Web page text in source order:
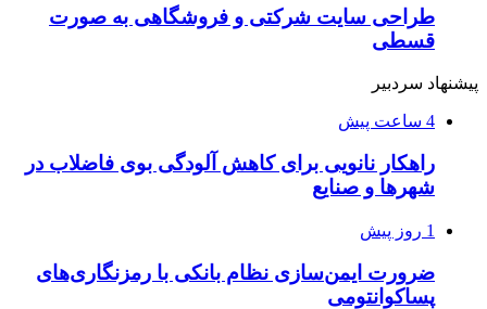
طراحی سایت شرکتی و فروشگاهی به صورت
قسطی
پیشنهاد سردبیر
4 ساعت پیش
راهکار نانویی برای کاهش آلودگی بوی فاضلاب در
شهرها و صنایع
1 روز پیش
ضرورت ایمن‌سازی نظام بانکی با رمزنگاری‌های
پساکوانتومی